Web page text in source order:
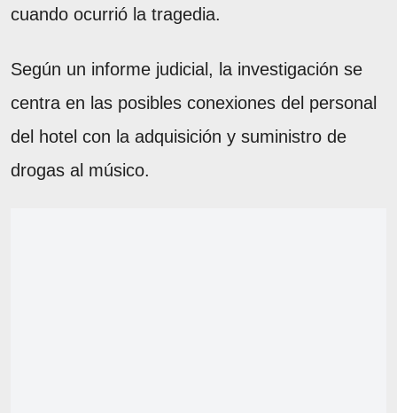
cuando ocurrió la tragedia.
Según un informe judicial, la investigación se
centra en las posibles conexiones del personal
del hotel con la adquisición y suministro de
drogas al músico.